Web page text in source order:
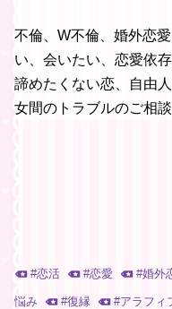
不倫、W不倫、婚外恋
い、会いたい、恋愛依
諦めたくない恋、自由
女間のトラブルのご相
#恋活 #恋愛 #婚外
悩み #復縁 #アラフィ